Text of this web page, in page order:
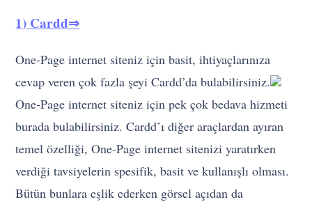
1) Cardd⇒
One-Page internet siteniz için basit, ihtiyaçlarınıza
cevap veren çok fazla şeyi Cardd’da bulabilirsiniz.
One-Page internet siteniz için pek çok bedava hizmeti
burada bulabilirsiniz. Cardd’ı diğer araçlardan ayıran
temel özelliği, One-Page internet sitenizi yaratırken
verdiği tavsiyelerin spesifik, basit ve kullanışlı olması.
Bütün bunlara eşlik ederken görsel açıdan da